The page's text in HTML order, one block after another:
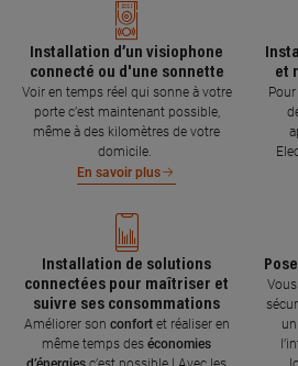
Installation d’un visiophone
connecté ou d'une sonnette
Voir en temps réel qui sonne à votre
porte c’est maintenant possible,
même à des kilomètres de votre
domicile.
En savoir plus
et
Installation de solutions
connectées pour maîtriser et
suivre ses consommations
Améliorer son confort et réaliser en
même temps des économies